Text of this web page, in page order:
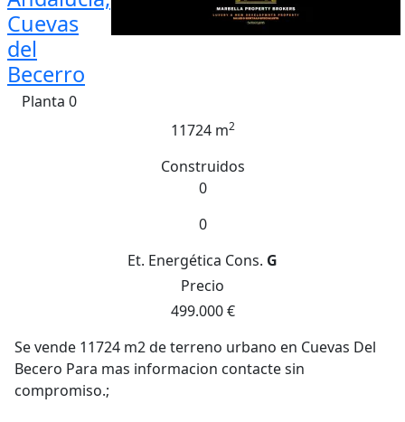
Cuevas
del
Becerro
Planta 0
11724 m2
Construidos
0
0
Et. Energética Cons. G
Precio
499.000 €
Se vende 11724 m2 de terreno urbano en Cuevas Del
Becero Para mas informacion contacte sin
compromiso.;